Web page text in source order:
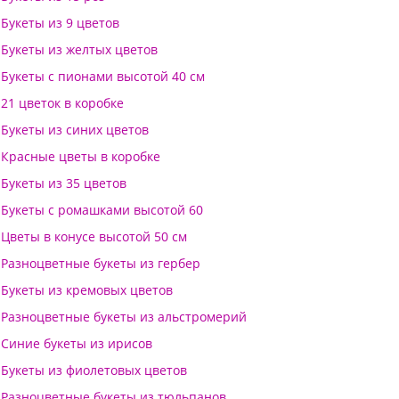
Букеты из 9 цветов
Букеты из желтых цветов
Букеты с пионами высотой 40 см
21 цветок в коробке
Букеты из синих цветов
Красные цветы в коробке
Букеты из 35 цветов
Букеты с ромашками высотой 60
Цветы в конусе высотой 50 см
Разноцветные букеты из гербер
Букеты из кремовых цветов
Разноцветные букеты из альстромерий
Синие букеты из ирисов
Букеты из фиолетовых цветов